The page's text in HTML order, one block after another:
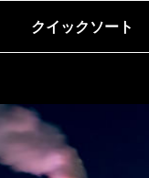
クイックソート